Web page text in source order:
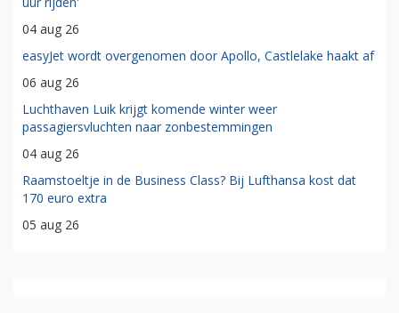
04 aug 26
easyJet wordt overgenomen door Apollo, Castlelake haakt af
06 aug 26
Luchthaven Luik krijgt komende winter weer
passagiersvluchten naar zonbestemmingen
04 aug 26
Raamstoeltje in de Business Class? Bij Lufthansa kost dat
170 euro extra
05 aug 26